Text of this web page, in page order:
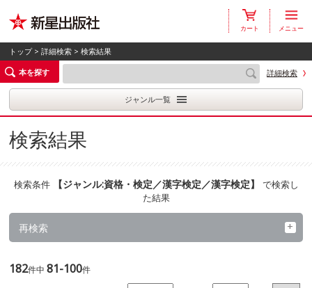
カート メニュー
トップ>詳細検索 > 検索結果
本を探す
詳細検索
ジャンル一覧
検索結果
検索条件【ジャンル:資格・検定／漢字検定／漢字検定】 で検索し
た結果
再検索
182件中81-100件